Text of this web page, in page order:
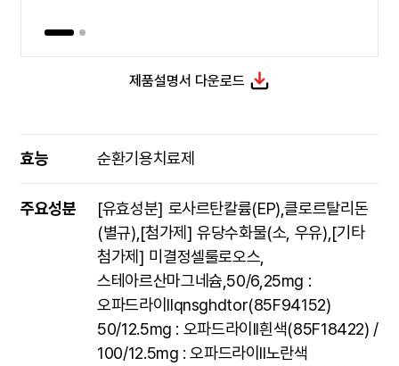
제품설명서 다운로드
효능 순환기용치료제
주요성분
[유효성분] 로사르탄칼륨(EP),클로르탈리돈
(별규),[첨가제] 유당수화물(소, 우유),[기타
첨가제] 미결정셀룰로오스,
스테아르산마그네슘,50/6,25mg :
오파드라이IIqnsghdtor(85F94152)
50/12.5mg : 오파드라이II흰색(85F18422) /
100/12.5mg : 오파드라이II노란색